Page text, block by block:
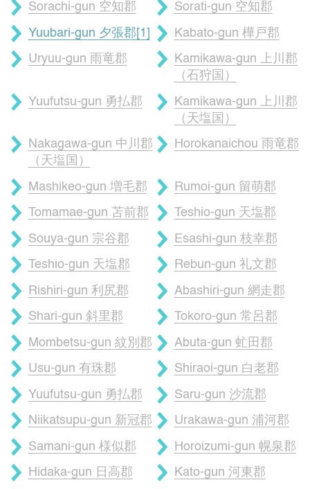
Sorachi-gun 空知郡 Sorati-gun 空知郡
Yuubari-gun 夕張郡[1] Kabato-gun 樺戸郡
Uryuu-gun 雨竜郡
Kamikawa-gun 上川郡
（石狩国）
Yuufutsu-gun 勇払郡
Kamikawa-gun 上川郡
（天塩国）
Nakagawa-gun 中川郡
（天塩国）
Horokanaichou 雨竜郡
Mashikeo-gun 増毛郡 Rumoi-gun 留萌郡
Tomamae-gun 苫前郡 Teshio-gun 天塩郡
Souya-gun 宗谷郡 Esashi-gun 枝幸郡
Teshio-gun 天塩郡 Rebun-gun 礼文郡
Rishiri-gun 利尻郡 Abashiri-gun 網走郡
Shari-gun 斜里郡 Tokoro-gun 常呂郡
Mombetsu-gun 紋別郡 Abuta-gun 虻田郡
Usu-gun 有珠郡 Shiraoi-gun 白老郡
Yuufutsu-gun 勇払郡 Saru-gun 沙流郡
Niikatsupu-gun 新冠郡 Urakawa-gun 浦河郡
Samani-gun 様似郡 Horoizumi-gun 幌泉郡
Hidaka-gun 日高郡 Kato-gun 河東郡